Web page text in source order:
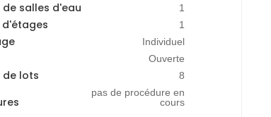
de salles d'eau 1
d'étages 1
Individuel
Ouverte
de lots 8
pas de procédure en
cours